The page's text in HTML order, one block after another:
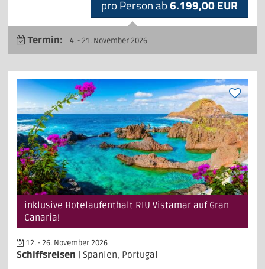
pro Person ab6.199,00 EUR
Termin: 4. - 21. November 2026
inklusive Hotelaufenthalt RIU Vistamar auf Gran
Canaria!
12. - 26. November 2026
Schiffsreisen | Spanien, Portugal